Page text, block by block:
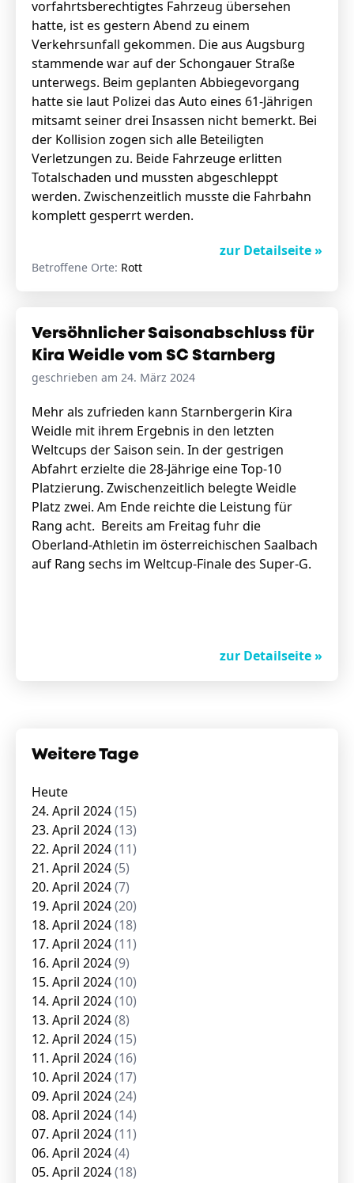
vorfahrtsberechtigtes Fahrzeug übersehen
hatte, ist es gestern Abend zu einem
Verkehrsunfall gekommen. Die aus Augsburg
stammende war auf der Schongauer Straße
unterwegs. Beim geplanten Abbiegevorgang
hatte sie laut Polizei das Auto eines 61-Jährigen
mitsamt seiner drei Insassen nicht bemerkt. Bei
der Kollision zogen sich alle Beteiligten
Verletzungen zu. Beide Fahrzeuge erlitten
Totalschaden und mussten abgeschleppt
werden. Zwischenzeitlich musste die Fahrbahn
komplett gesperrt werden.
zur Detailseite »
Betroffene Orte: Rott
Versöhnlicher Saisonabschluss für
Kira Weidle vom SC Starnberg
geschrieben am 24. März 2024
Mehr als zufrieden kann Starnbergerin Kira
Weidle mit ihrem Ergebnis in den letzten
Weltcups der Saison sein. In der gestrigen
Abfahrt erzielte die 28-Jährige eine Top-10
Platzierung. Zwischenzeitlich belegte Weidle
Platz zwei. Am Ende reichte die Leistung für
Rang acht. Bereits am Freitag fuhr die
Oberland-Athletin im österreichischen Saalbach
auf Rang sechs im Weltcup-Finale des Super-G.
zur Detailseite »
Weitere Tage
Heute
24. April 2024(15)
23. April 2024(13)
22. April 2024(11)
21. April 2024(5)
20. April 2024(7)
19. April 2024(20)
18. April 2024(18)
17. April 2024(11)
16. April 2024(9)
15. April 2024(10)
14. April 2024(10)
13. April 2024(8)
12. April 2024(15)
11. April 2024(16)
10. April 2024(17)
09. April 2024(24)
08. April 2024(14)
07. April 2024(11)
06. April 2024(4)
05. April 2024(18)